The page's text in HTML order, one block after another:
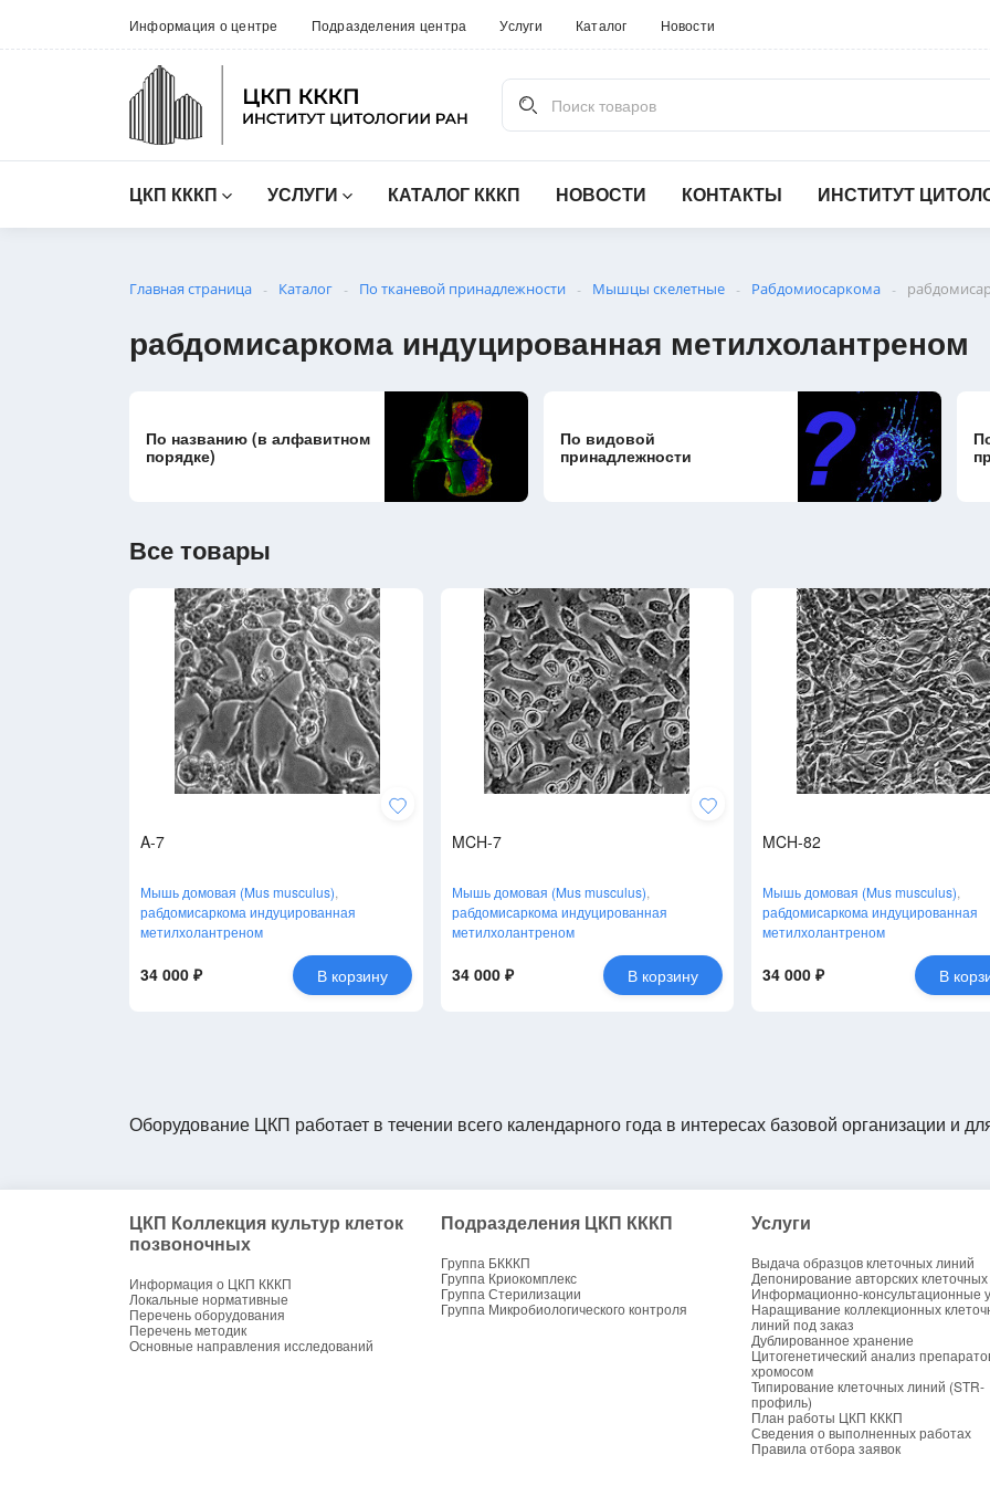
Информация о центре Подразделения центра Услуги Каталог Новости
Поиск товаров
ЦКП КККП УСЛУГИ КАТАЛОГ КККП НОВОСТИ КОНТАКТЫ ИНСТИТУТ
Главная страница - Каталог - По тканевой принадлежности - Мышцы скелетные - Рабдомиосаркома -
рабдомисаркома индуцированная метилхолантреном
По названию (в алфавитном
порядке)
По видовой
принадлежности
Все товары
A-7
Мышь домовая (Mus musculus)
рабдомисаркома индуцированная
метилхолантреном
34 000 ₽ В корзину
MCH-7
Мышь домовая (Mus musculus)
рабдомисаркома индуцированная
метилхолантреном
34 000 ₽ В корзину
MCH-82
Мышь домовая (Mus musculus)
рабдомисаркома индуцированная
метилхолантреном
34 000 ₽ В
Оборудование ЦКП работает в течении всего календарного года в интересах базовой организации и
ЦКП Коллекция культур клеток
позвоночных
Информация о ЦКП КККП
Локальные нормативные
Перечень оборудования
Перечень методик
Основные направления исследований
Подразделения ЦКП КККП
Группа БКККП
Группа Криокомплекс
Группа Стерилизации
Группа Микробиологического контроля
Услуги
Выдача образцов клеточных линий
Депонирование авторских
Информационно-консультационные
Наращивание коллекционных
линий под заказ
Дублированное хранение
Цитогенетический анализ
хромосом
Типирование клеточных линий (STR-
профиль)
План работы ЦКП КККП
Сведения о выполненных работах
Правила отбора заявок